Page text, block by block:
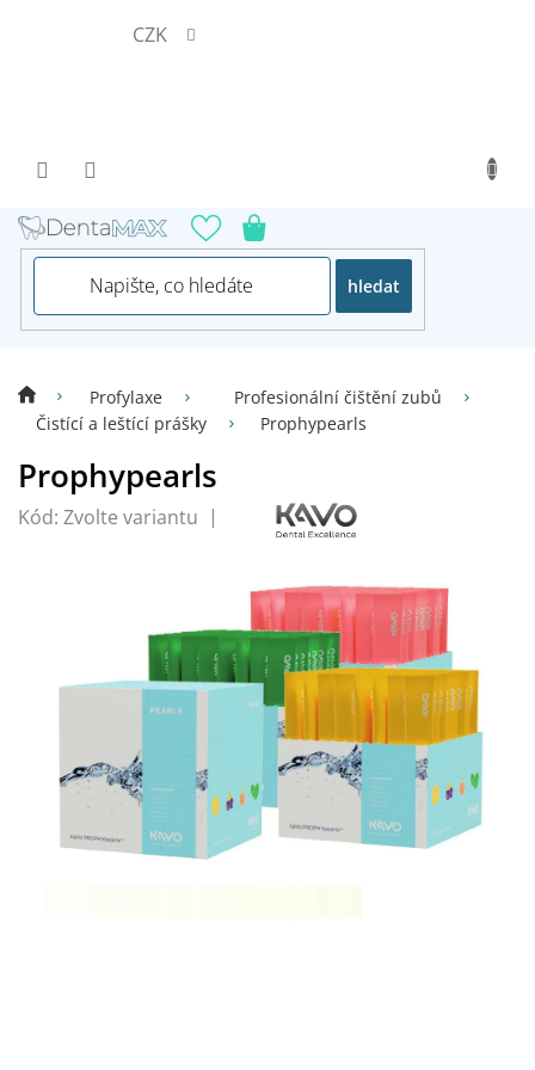
CZK
hledat
Profylaxe
Profesionální čištění zubů
Čistící a leštící prášky
Prophypearls
Prophypearls
Kód: Zvolte variantu